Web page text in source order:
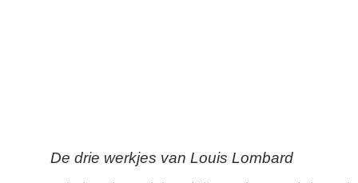
De drie werkjes van Louis Lombard